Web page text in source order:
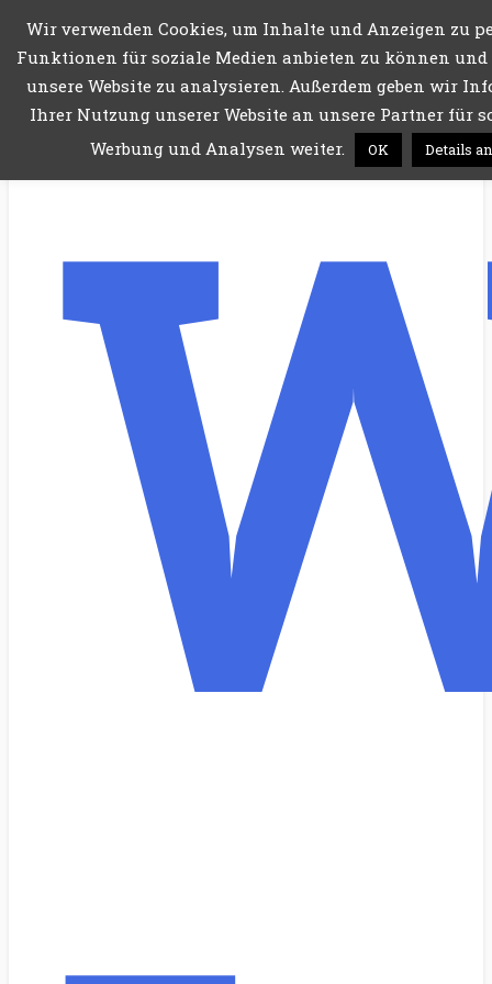
Wir verwenden Cookies, um Inhalte und Anzeigen zu
Funktionen für soziale Medien anbieten zu können
unsere Website zu analysieren. Außerdem geben wir
Ihrer Nutzung unserer Website an unsere Partner für
Werbung und Analysen weiter.
OK Details